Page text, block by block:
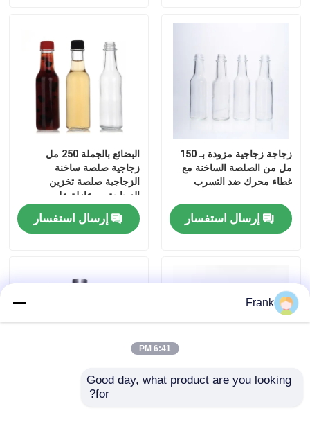
زجاجة زجاجية مزودة بـ 150
مل من الصلصة الساخنة مع
غطاء محرك ضد التسرب
إرسال استفسار
البضائع بالجملة 250 مل
زجاجية صلصة ساخنة
الزجاجية صلصة تخزين
الزجاجة مع عازلة على
التسرب التواء قبعة
إرسال استفسار
زجاجات زجاجية صديقة للبيئة
Frank
6:41 PM
Good day, what product are you looking
for?